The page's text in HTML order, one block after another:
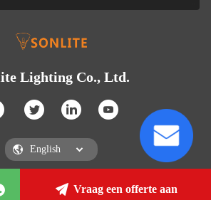
Lighting Co., Ltd.
Sonlite Lighting Co., Ltd.Vraag een offerte aan